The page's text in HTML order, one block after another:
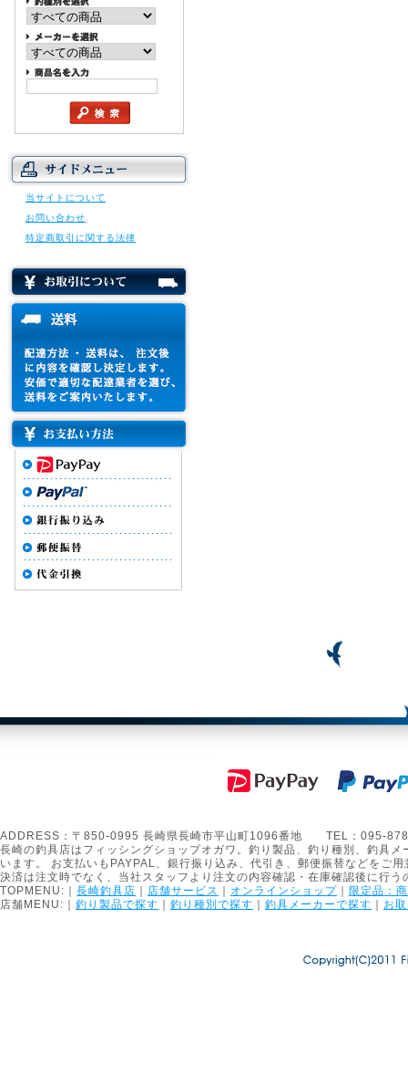
当サイトについて
お問い合わせ
特定商取引に関する法律
ADDRESS：〒850-0995 長崎県長崎市平山町1096番地 TEL：
長崎の釣具店はフィッシングショップオガワ。釣り製品、釣り種別、釣具
います。 お支払いもPAYPAL、銀行振り込み、代引き、郵便振替などをご用
決済は注文時でなく、当社スタッフより注文の内容確認・在庫確認後に行
TOPMENU:｜ 長崎釣具店 ｜ 店舗サービス ｜ オンラインショップ ｜ 限定品：
店舗MENU:｜ 釣り製品で探す ｜ 釣り種別で探す ｜ 釣具メーカーで探す ｜ お